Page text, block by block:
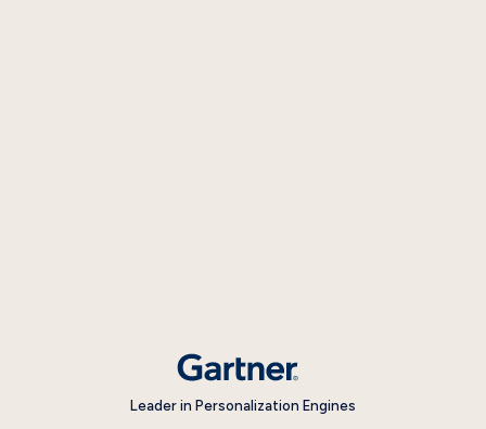
Leader in Personalization Engines